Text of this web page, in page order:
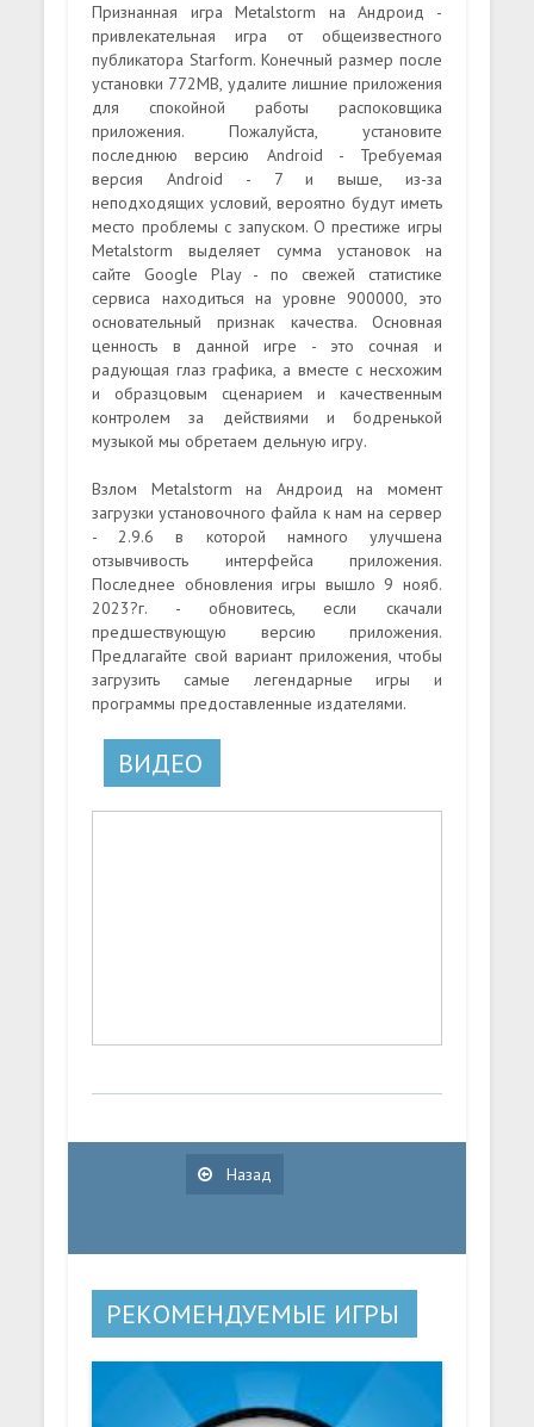
Признанная игра Metalstorm на Андроид -
привлекательная игра от общеизвестного
публикатора Starform. Конечный размер после
установки 772MB, удалите лишние приложения
для спокойной работы распоковщика
приложения. Пожалуйста, установите
последнюю версию Android - Требуемая
версия Android - 7 и выше, из-за
неподходящих условий, вероятно будут иметь
место проблемы с запуском. О престиже игры
Metalstorm выделяет сумма установок на
сайте Google Play - по свежей статистике
сервиса находиться на уровне 900000, это
основательный признак качества. Основная
ценность в данной игре - это сочная и
радующая глаз графика, а вместе с несхожим
и образцовым сценарием и качественным
контролем за действиями и бодренькой
музыкой мы обретаем дельную игру.
Взлом Metalstorm на Андроид на момент
загрузки установочного файла к нам на сервер
- 2.9.6 в которой намного улучшена
отзывчивость интерфейса приложения.
Последнее обновления игры вышло 9 нояб.
2023?г. - обновитесь, если скачали
предшествующую версию приложения.
Предлагайте свой вариант приложения, чтобы
загрузить самые легендарные игры и
программы предоставленные издателями.
ВИДЕО
Назад
РЕКОМЕНДУЕМЫЕ ИГРЫ